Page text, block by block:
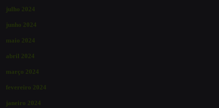
julho 2024
junho 2024
maio 2024
abril 2024
março 2024
fevereiro 2024
janeiro 2024